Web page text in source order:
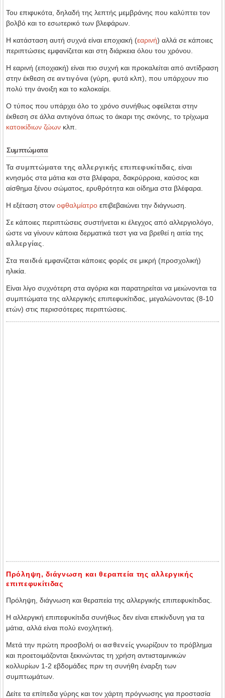
Του επιφυκότα, δηλαδή της λεπτής μεμβράνης που καλύπτει τον
βολβό και το εσωτερικό των βλεφάρων.
Η κατάσταση αυτή συχνά είναι εποχιακή (εαρινή) αλλά σε κάποιες
περιπτώσεις εμφανίζεται και στη διάρκεια όλου του χρόνου.
Η εαρινή (εποχιακή) είναι πιο συχνή και προκαλείται από αντίδραση
στην έκθεση σε αντιγόνα (γύρη, φυτά κλπ), που υπάρχουν πιο
πολύ την άνοιξη και το καλοκαίρι.
Ο τύπος που υπάρχει όλο το χρόνο συνήθως οφείλεται στην
έκθεση σε άλλα αντιγόνα όπως το άκαρι της σκόνης, το τρίχωμα
κατοικίδιων ζώων κλπ.
Συμπτώματα
Τα συμπτώματα της αλλεργικής επιπεφυκίτιδας , είναι
κνησμός στα μάτια και στα βλέφαρα, δακρύρροια, καύσος και
αίσθημα ξένου σώματος, ερυθρότητα και οίδημα στα βλέφαρα.
Η εξέταση στον οφθαλμίατρο επιβεβαιώνει την διάγνωση.
Σε κάποιες περιπτώσεις συστήνεται κι έλεγχος από αλλεργιολόγο,
ώστε να γίνουν κάποια δερματικά τεστ για να βρεθεί η αιτία της
αλλεργίας
Στα παιδιάεμφανίζεται κάποιες φορές σε μικρή (προσχολική)
ηλικία.
Είναι λίγο συχνότερη στα αγόρια και παρατηρείται να μειώνονται τα
συμπτώματα της αλλεργικής επιπεφυκίτιδας, μεγαλώνοντας (8-10
ετών) στις περισσότερες περιπτώσεις.
Πρόληψη, διάγνωση και θεραπεία της αλλεργικής
επιπεφυκίτιδας
Πρόληψη, διάγνωση και θεραπεία της αλλεργικής επιπεφυκίτιδας.
Η αλλεργική επιπεφυκίτιδα συνήθως δεν είναι επικίνδυνη για τα
μάτια, αλλά είναι πολύ ενοχλητική.
Μετά την πρώτη προσβολή οι ασθενείς γνωρίζουν το πρόβλημα
και προετοιμάζονται ξεκινώντας τη χρήση αντιισταμινικών
κολλυρίων 1-2 εβδομάδες πριν τη συνήθη έναρξη των
συμπτωμάτων.
Δείτε τα επίπεδα γύρης και τον χάρτη πρόγνωσης για προστασία